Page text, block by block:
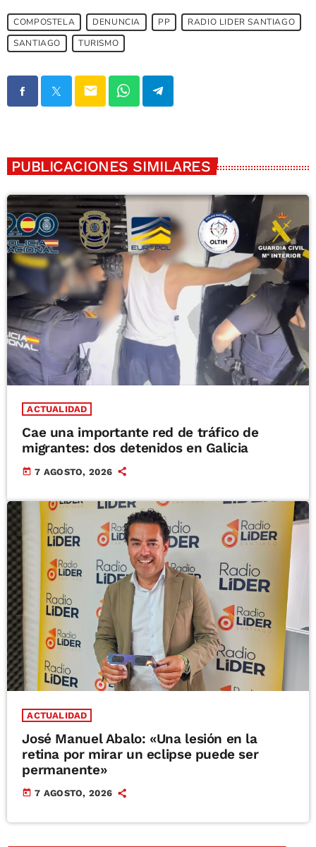
COMPOSTELA DENUNCIA PP
RADIO LIDER SANTIAGO
SANTIAGO
TURISMO
email
PUBLICACIONES SIMILARES
ACTUALIDAD
Cae una importante red de tráfico de
migrantes: dos detenidos en Galicia
today 7 AGOSTO, 2026
ACTUALIDAD
José Manuel Abalo: «Una lesión en la
retina por mirar un eclipse puede ser
permanente»
today 7 AGOSTO, 2026